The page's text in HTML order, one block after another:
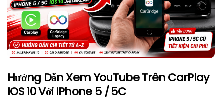
Hướng Dẫn Xem YouTube Trên CarPlay
IOS 10 Với IPhone 5 / 5C